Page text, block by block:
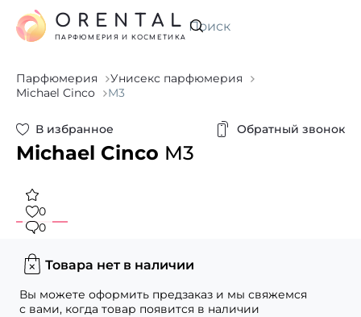
Искать
ORENTAL
ПАРФЮМЕРИЯ И КОСМЕТИКА
Парфюмерия
Унисекс парфюмерия
Michael Cinco
M3
В избранное Обратный звонок
Michael Cinco M3
0
0
Товара нет в наличии
Вы можете оформить предзаказ и мы свяжемся
с вами, когда товар появится в наличии